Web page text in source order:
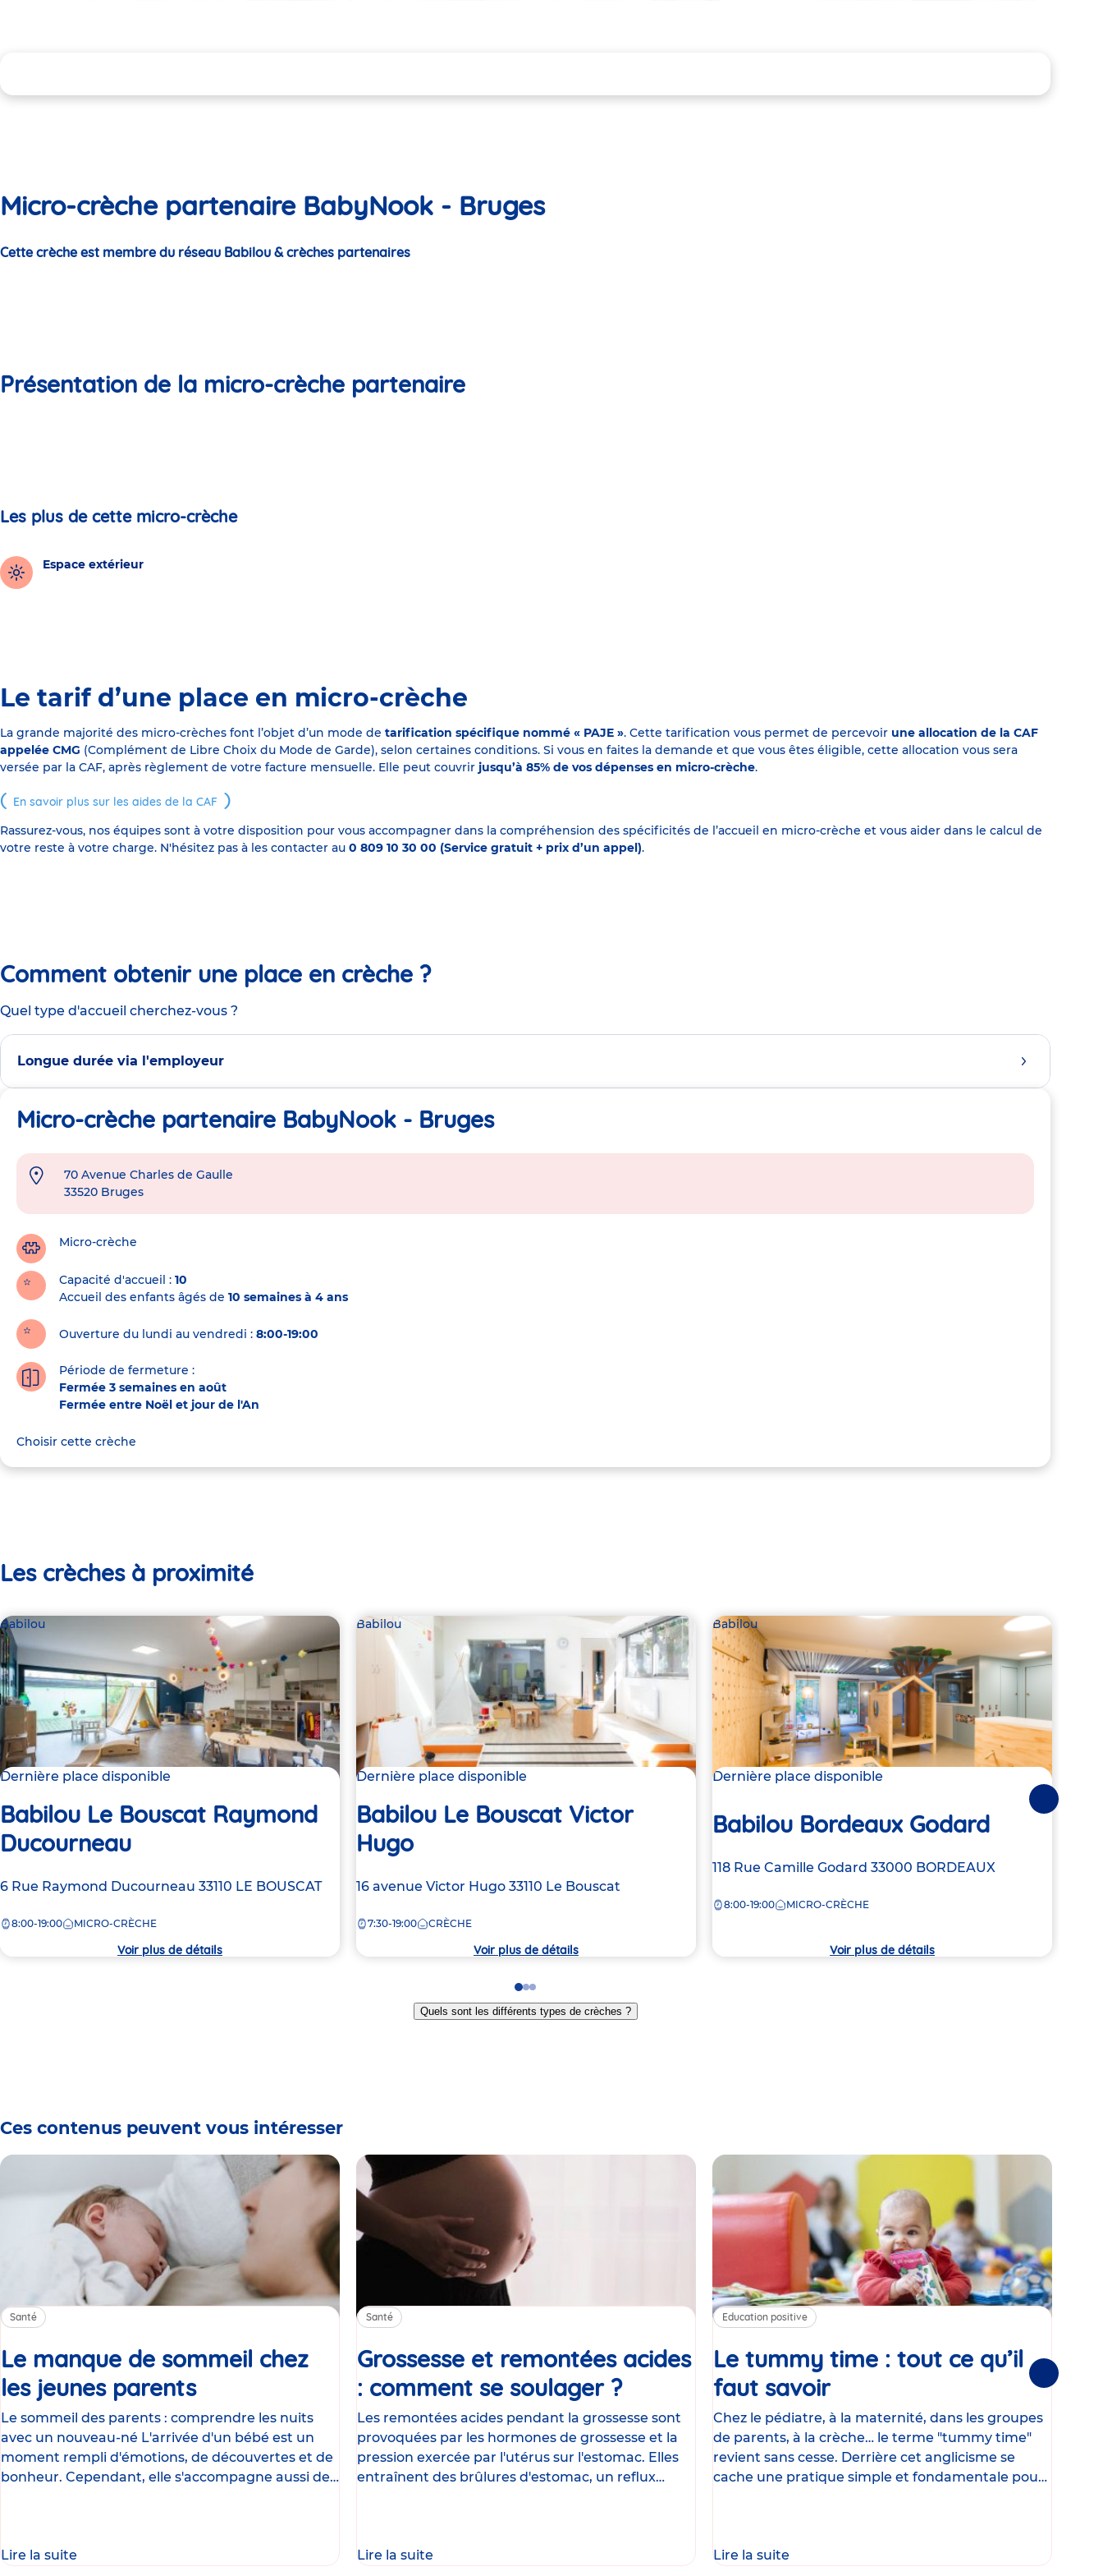
Micro-crèche partenaire BabyNook - Bruges
Cette crèche est membre du réseau Babilou & crèches partenaires
Présentation de la micro-crèche partenaire
Les plus de cette micro-crèche
Espace extérieur
Le tarif d’une place en micro-crèche
La grande majorité des micro-crèches font l’objet d’un mode de tarification spécifique nommé « PAJE ». Cette tarification vous permet de percevoir une allocation de la CAF
appelée CMG (Complément de Libre Choix du Mode de Garde), selon certaines conditions. Si vous en faites la demande et que vous êtes éligible, cette allocation vous sera
versée par la CAF, après règlement de votre facture mensuelle. Elle peut couvrir jusqu’à 85% de vos dépenses en micro-crèche.
En savoir plus sur les aides de la CAF
Rassurez-vous, nos équipes sont à votre disposition pour vous accompagner dans la compréhension des spécificités de l’accueil en micro-crèche et vous aider dans le calcul de
votre reste à votre charge. N'hésitez pas à les contacter au 0 809 10 30 00 (Service gratuit + prix d’un appel).
Comment obtenir une place en crèche ?
Quel type d'accueil cherchez-vous ?
Longue durée via l'employeur
Micro-crèche partenaire BabyNook - Bruges
Adresse
crèche
70 Avenue Charles de Gaulle
33520 Bruges
Micro-crèche
Capacité d'accueil
10
Accueil des enfants âgés de 10 semaines à 4 ans
Ouverture du lundi au vendredi : 8:00-19:00
Période de fermeture :
Fermée 3 semaines en août
Fermée entre Noël et jour de l'An
Choisir cette crèche
Les crèches à proximité
Babilou
Dernière place disponible
Babilou Le Bouscat Raymond
Ducourneau
Adresse
la
6 Rue Raymond Ducourneau 33110 LE BOUSCAT
8:00-19:00 MICRO-CRÈCHE
Voir plus de détails
Babilou
Dernière place disponible
Babilou Le Bouscat Victor
Hugo
Adresse
la
16 avenue Victor Hugo 33110 Le Bouscat
7:30-19:00 CRÈCHE
Voir plus de détails
Babilou
Dernière place disponible
Babilou Bordeaux Godard
Adresse
la
118 Rue Camille Godard 33000 BORDEAUX
8:00-19:00 MICRO-CRÈCHE
Voir plus de détails
Suivantes
Go
to
slide
Go
to
slide
Go
to
slide
Quels sont les différents types de crèches ?
Ces contenus peuvent vous intéresser
Santé
Le manque de sommeil chez
les jeunes parentsArticle
Le sommeil des parents : comprendre les nuits
avec un nouveau-né L'arrivée d'un bébé est un
moment rempli d'émotions, de découvertes et de
bonheur. Cependant, elle s'accompagne aussi de
Lire la suite
Santé
Grossesse et remontées acides
: comment se soulager ?Article
Les remontées acides pendant la grossesse sont
provoquées par les hormones de grossesse et la
pression exercée par l'utérus sur l'estomac. Elles
entraînent des brûlures d'estomac, un reflux
Lire la suite
Education positive
Le tummy time : tout ce qu’il
faut savoirArticle
Chez le pédiatre, à la maternité, dans les groupes
de parents, à la crèche… le terme "tummy time"
revient sans cesse. Derrière cet anglicisme se
cache une pratique simple et fondamentale pour
Lire la suite
Suivantes